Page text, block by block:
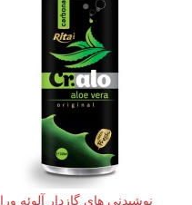
نوشیدنی های گازدار آلوئه ورا 330ml